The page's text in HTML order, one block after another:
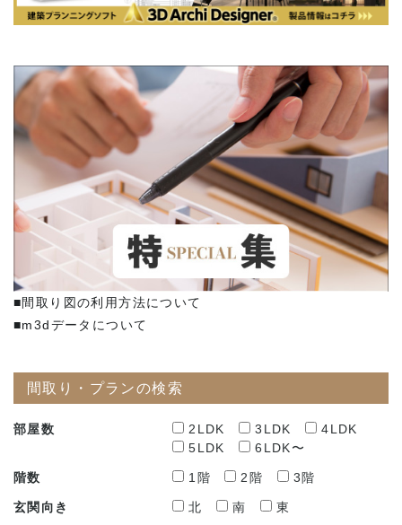
■間取り図の利用方法について
■m3dデータについて
間取り・プランの検索
部屋数 2LDK 3LDK
4LDK
5LDK
6LDK〜
階数 1階 2階 3階
玄関向き 北 南 東